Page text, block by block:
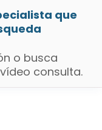
que
o busca
consulta.